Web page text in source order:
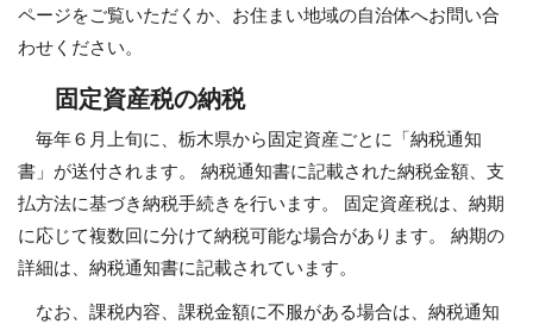
ページをご覧いただくか、お住まい地域の自治体へお問い合
わせください。
固定資産税の納税
毎年６月上旬に、栃木県から固定資産ごとに「納税通知
書」が送付されます。 納税通知書に記載された納税金額、支
払方法に基づき納税手続きを行います。 固定資産税は、納期
に応じて複数回に分けて納税可能な場合があります。 納期の
詳細は、納税通知書に記載されています。
なお、課税内容、課税金額に不服がある場合は、納税通知